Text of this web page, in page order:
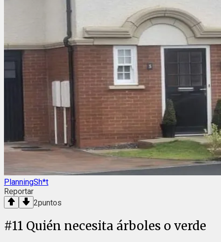
PlanningSh*t
Reportar
2puntos
#11 Quién necesita árboles o verde